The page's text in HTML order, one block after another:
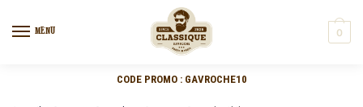
MENU 0
CODE PROMO : GAVROCHE10